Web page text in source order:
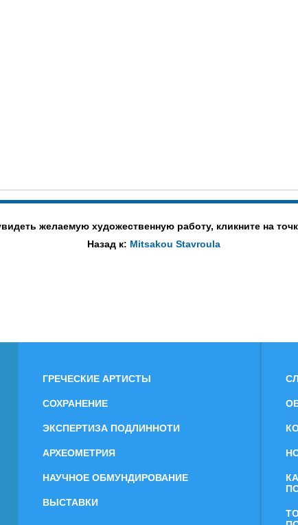
желаемую художественную работу, кликните на
Назад к: Mitsakou Stavroula
ГРЕЧЕСКИЕ АРТИСТЫ
СОХРАНЕНИЕ
ЭКСПЕРТИЗА ПОДЛИННОТИ
АРХЕОМЕТРИЯ
НАУЧНОЕ ОБМУНДИРОВАНИЕ
ВЫСТАВКИ